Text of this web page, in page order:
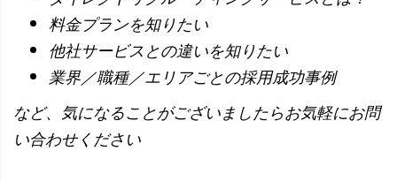
料金プランを知りたい
他社サービスとの違いを知りたい
業界／職種／エリアごとの採用成功事例
など、気になることがございましたらお気軽にお問
い合わせください